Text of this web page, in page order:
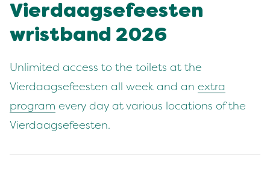
Vierdaagsefeesten
wristband 2026
Unlimited access to the toilets at the
Vierdaagsefeesten all week and an extra
program every day at various locations of the
Vierdaagsefeesten.